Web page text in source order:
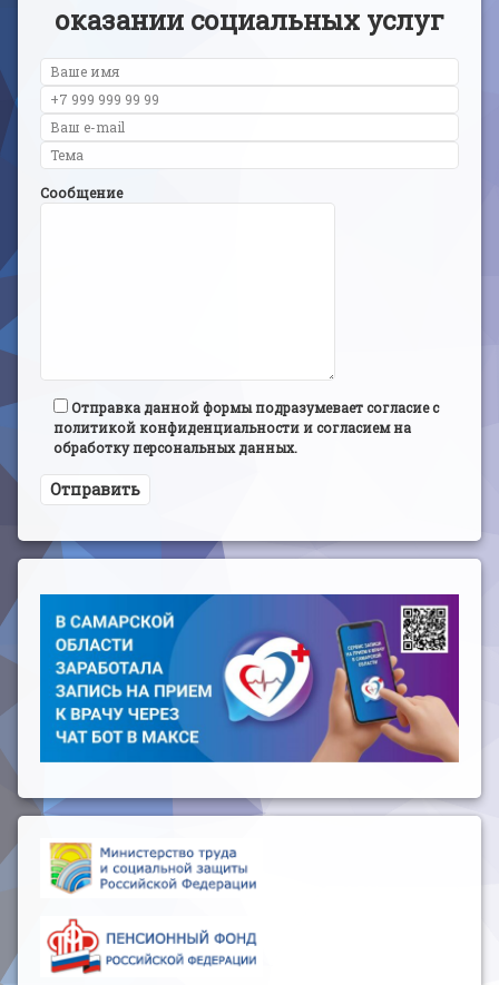
оказании социальных услуг
Сообщение
Отправка данной формы подразумевает согласие с
политикой конфиденциальности и согласием на
обработку персональных данных.